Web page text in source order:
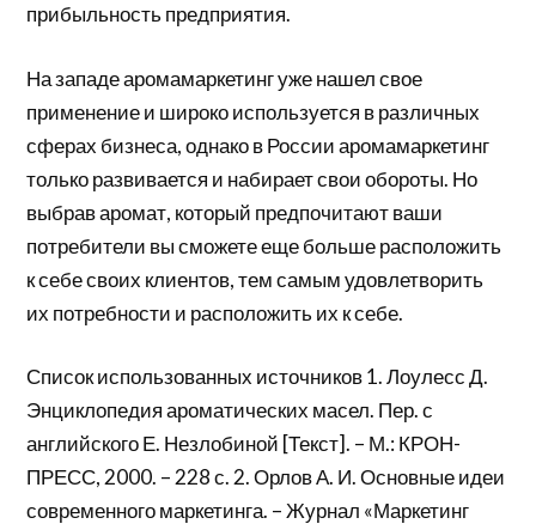
прибыльность предприятия.
На западе аромамаркетинг уже нашел свое
применение и широко используется в различных
сферах бизнеса, однако в России аромамаркетинг
только развивается и набирает свои обороты. Но
выбрав аромат, который предпочитают ваши
потребители вы сможете еще больше расположить
к себе своих клиентов, тем самым удовлетворить
их потребности и расположить их к себе.
Список использованных источников 1. Лоулесс Д.
Энциклопедия ароматических масел. Пер. с
английского Е. Незлобиной [Текст]. – М.: КРОН-
ПРЕСС, 2000. – 228 с. 2. Орлов А. И. Основные идеи
современного маркетинга. – Журнал «Маркетинг